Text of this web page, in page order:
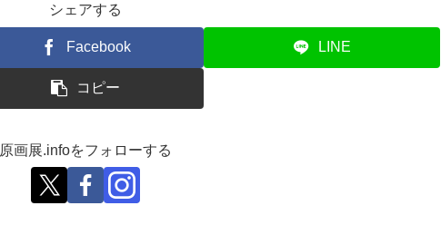
シェアする
Facebook LINE
コピー
原画展.infoをフォローする